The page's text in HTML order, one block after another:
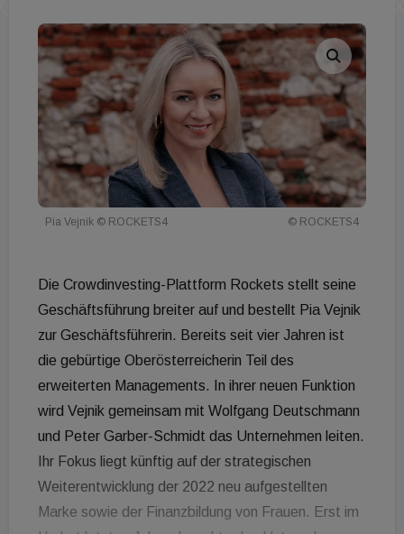
Pia Vejnik © ROCKETS4 © ROCKETS4
Die Crowdinvesting-Plattform Rockets stellt seine
Geschäftsführung breiter auf und bestellt Pia Vejnik
zur Geschäftsführerin. Bereits seit vier Jahren ist
die gebürtige Oberösterreicherin Teil des
erweiterten Managements. In ihrer neuen Funktion
wird Vejnik gemeinsam mit Wolfgang Deutschmann
und Peter Garber-Schmidt das Unternehmen leiten.
Ihr Fokus liegt künftig auf der strategischen
Weiterentwicklung der 2022 neu aufgestellten
Marke sowie der Finanzbildung von Frauen. Erst im